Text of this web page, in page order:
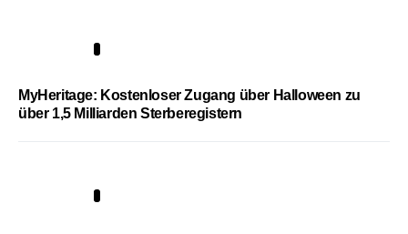
MyHeritage: Kostenloser Zugang über Halloween zu
über 1,5 Milliarden Sterberegistern